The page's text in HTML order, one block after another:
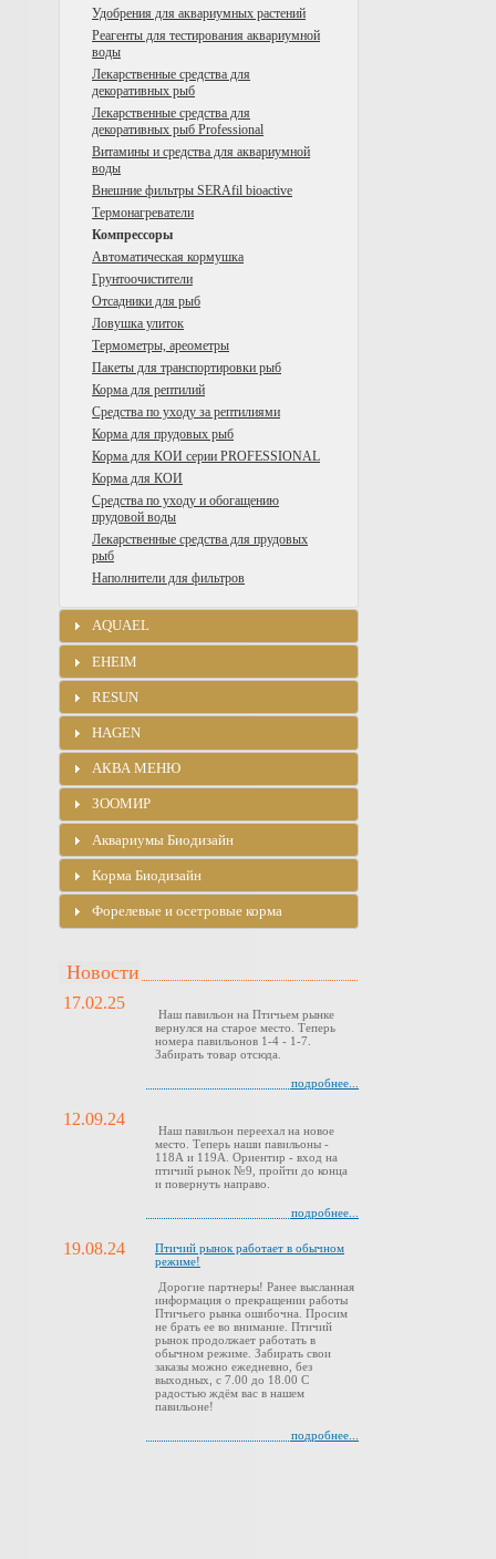
Удобрения для аквариумных растений
Реагенты для тестирования аквариумной
воды
Лекарственные средства для
декоративных рыб
Лекарственные средства для
декоративных рыб Professional
Витамины и средства для аквариумной
воды
Внешние фильтры SERAfil bioactive
Tермонагреватели
Компрессоры
Автоматическая кормушка
Грунтоочистители
Отсадники для рыб
Ловушка улиток
Термометры, ареометры
Пакеты для транспортировки рыб
Корма для рептилий
Средства по уходу за рептилиями
Корма для прудовых рыб
Корма для КОИ серии PROFESSIONAL
Корма для КОИ
Средства по уходу и обогащению
прудовой воды
Лекарственные средства для прудовых
рыб
Наполнители для фильтров
AQUAEL
EHEIM
RESUN
HAGEN
АКВА МЕНЮ
ЗООМИР
Аквариумы Биодизайн
Корма Биодизайн
Форелевые и осетровые корма
Новости
17.02.25
Наш павильон на Птичьем рынке
вернулся на старое место. Теперь
номера павильонов 1-4 - 1-7.
Забирать товар отсюда.
подробнее...
12.09.24
Наш павильон переехал на новое
место. Теперь наши павильоны -
118А и 119А. Ориентир - вход на
птичий рынок №9, пройти до конца
и повернуть направо.
подробнее...
19.08.24
Птичий рынок работает в обычном
режиме!
Дорогие партнеры! Ранее высланная
информация о прекращении работы
Птичьего рынка ошибочна. Просим
не брать ее во внимание. Птичий
рынок продолжает работать в
обычном режиме. Забирать свои
заказы можно ежедневно, без
выходных, с 7.00 до 18.00 С
радостью ждём вас в нашем
павильоне!
подробнее...